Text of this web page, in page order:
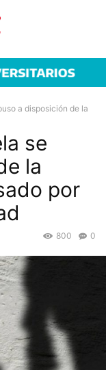
a disposición de la
se
la
por
0
800